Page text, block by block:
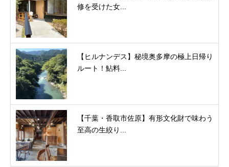
修を受けた女...
【ヒルナンデス】秘境奥多摩の極上日帰り
ルート！鮎料...
【千葉・香取市佐原】有形文化財で味わう
至高の生絞り...